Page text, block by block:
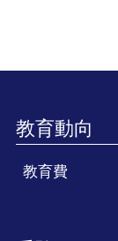
教育動向
教育費